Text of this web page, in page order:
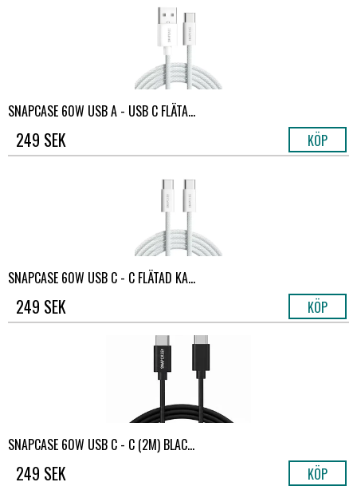
SNAPCASE 60W USB A - USB C FLÄTA...
249 SEK KÖP
SNAPCASE 60W USB C - C FLÄTAD KA...
249 SEK KÖP
SNAPCASE 60W USB C - C (2M) BLAC...
249 SEK KÖP